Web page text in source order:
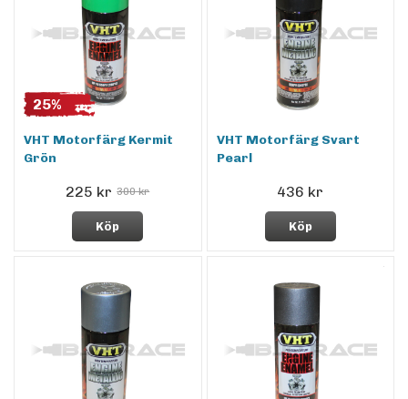
25%
VHT Motorfärg Kermit
Grön
225 kr 300 kr
Köp
VHT Motorfärg Svart
Pearl
436 kr
Köp